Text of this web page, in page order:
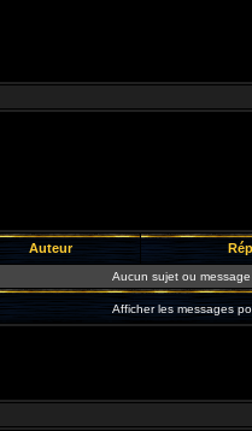
Auteur
Aucun sujet ou
Afficher les messages